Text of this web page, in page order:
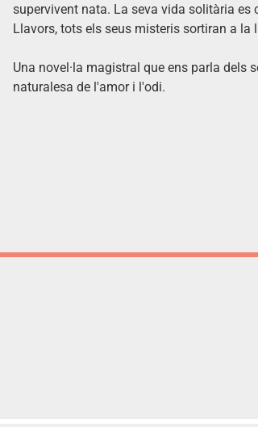
supervivent nata. La seva vida solitària
Llavors, tots els seus misteris sortiran a la
Una novel·la magistral que ens parla dels
naturalesa de l'amor i l'odi.